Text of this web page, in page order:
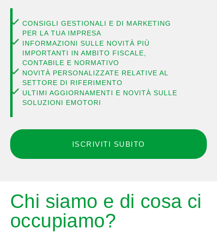
CONSIGLI GESTIONALI E DI MARKETING
PER LA TUA IMPRESA
INFORMAZIONI SULLE NOVITÀ PIÙ
IMPORTANTI IN AMBITO FISCALE,
CONTABILE E NORMATIVO
NOVITÀ PERSONALIZZATE RELATIVE AL
SETTORE DI RIFERIMENTO
ULTIMI AGGIORNAMENTI E NOVITÀ SULLE
SOLUZIONI EMOTORI
ISCRIVITI SUBITO
Chi siamo e di cosa ci
occupiamo?